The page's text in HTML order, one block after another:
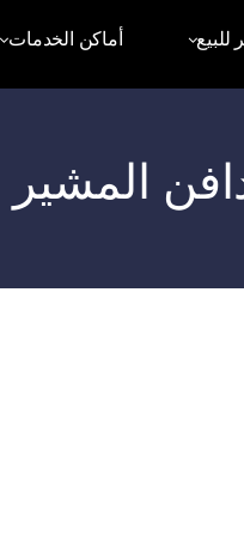
للبيع أماكن الخدمات